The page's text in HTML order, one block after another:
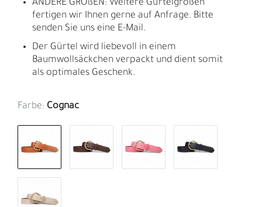
ANDERE GRÖßEN: Weitere Gürtelgrößen
fertigen wir Ihnen gerne auf Anfrage. Bitte
senden Sie uns eine E-Mail.
Der Gürtel wird liebevoll in einem
Baumwollsäckchen verpackt und dient somit
als optimales Geschenk.
Farbe: Cognac